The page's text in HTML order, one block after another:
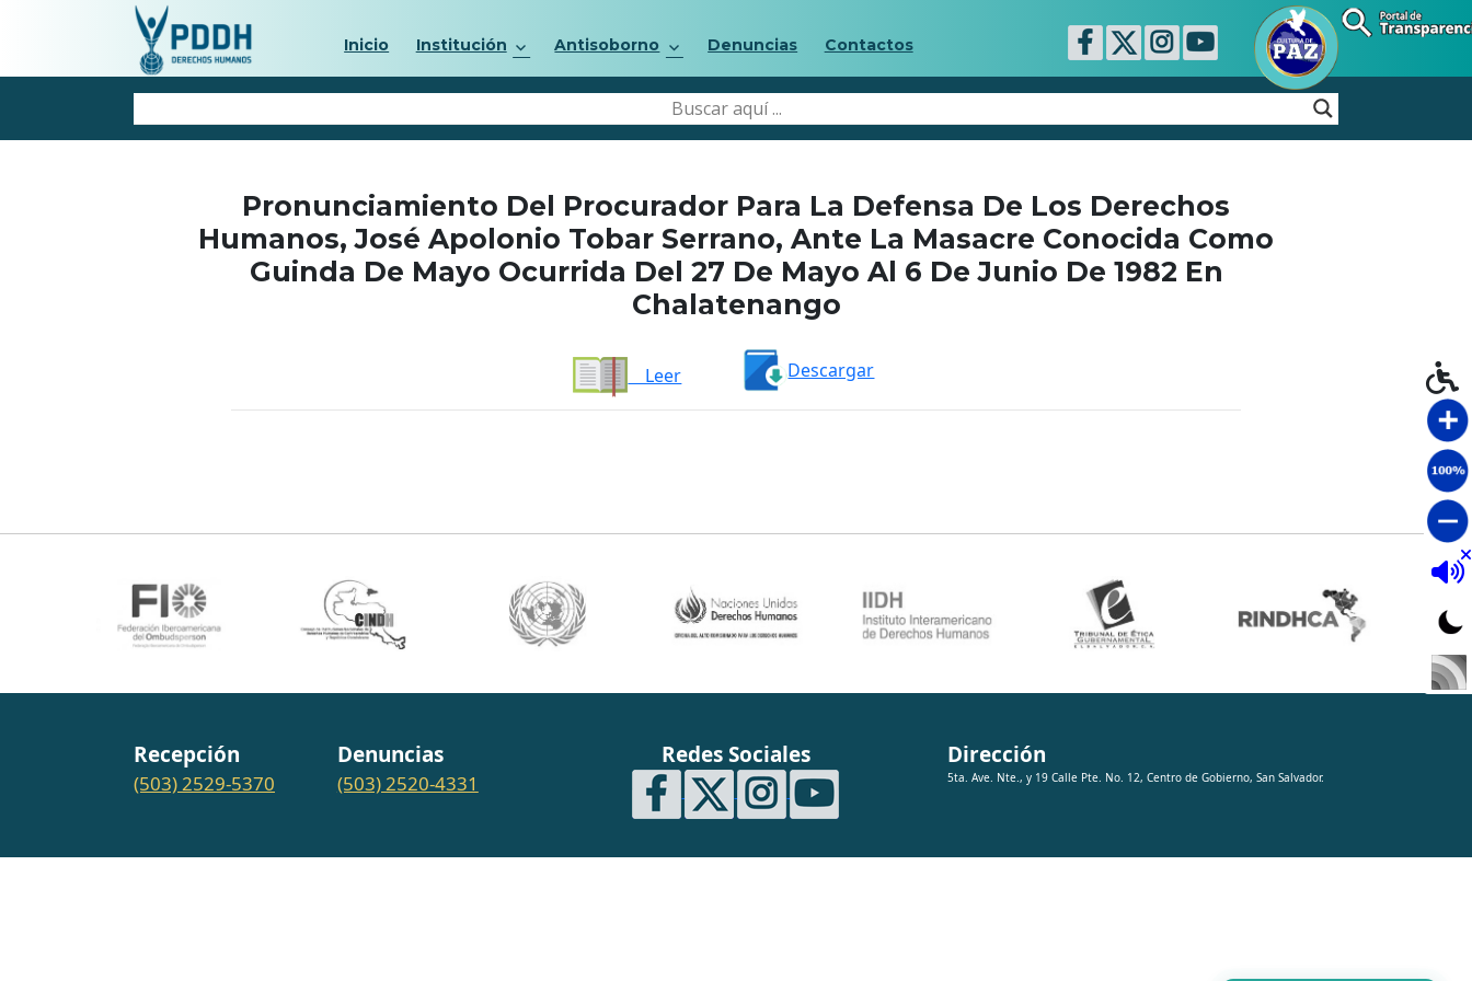
Inicio Institución Antisoborno Denuncias Contactos
Pronunciamiento Del Procurador Para La Defensa De Los Derechos
Humanos, José Apolonio Tobar Serrano, Ante La Masacre Conocida Como
Guinda De Mayo Ocurrida Del 27 De Mayo Al 6 De Junio De 1982 En
Chalatenango
Leer Descargar
Recepción
(503) 2529-5370
Denuncias
(503) 2520-4331
Redes Sociales Dirección
5ta. Ave. Nte., y 19 Calle Pte. No. 12, Centro de Gobierno, San Salvador.